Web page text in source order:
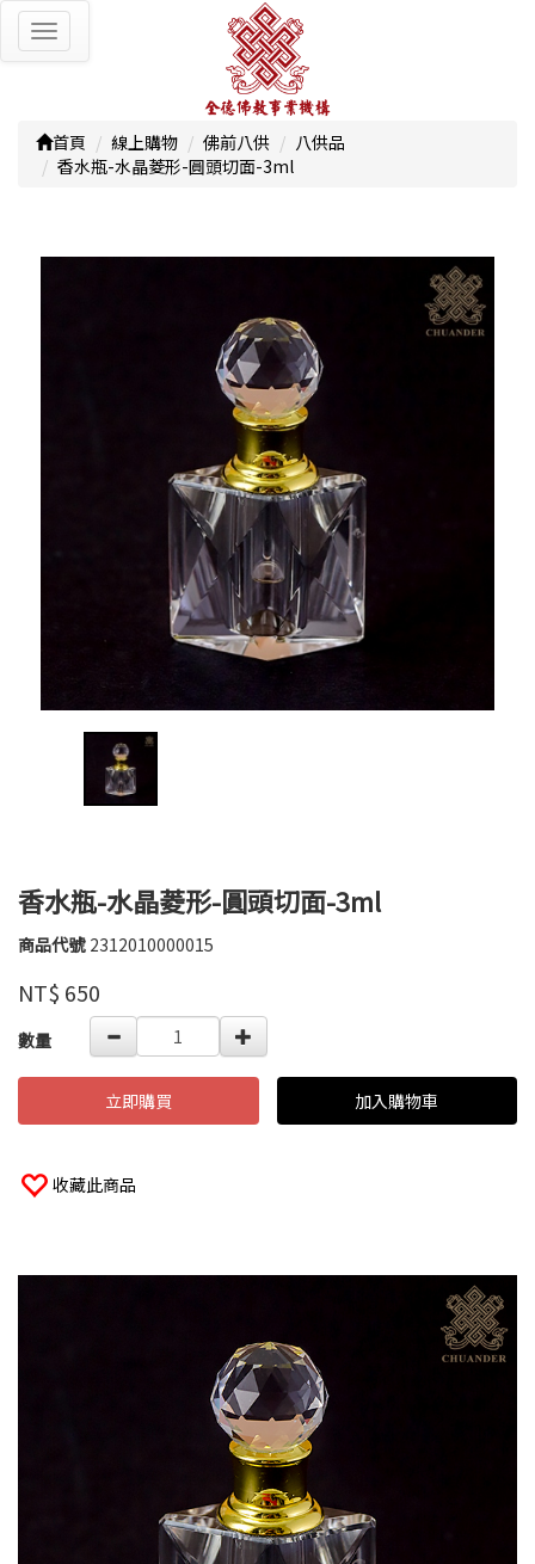
Toggle
navigation
首頁 線上購物 佛前八供
八供品
香水瓶-水晶菱形-圓頭切面-3ml
香水瓶-水晶菱形-圓頭切面-3ml
商品代號 2312010000015
2312010000015
品牌
高
婉
瑜
NT$ 650
GOODS000000000000002715757
數量
立即購買 加入購物車
收藏此商品